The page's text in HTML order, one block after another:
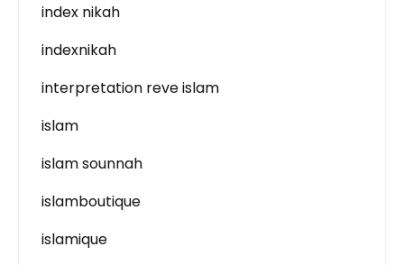
index nikah
indexnikah
interpretation reve islam
islam
islam sounnah
islamboutique
islamique